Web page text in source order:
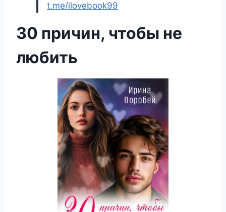
t.me/ilovebook99
30 причин, чтобы не
любить